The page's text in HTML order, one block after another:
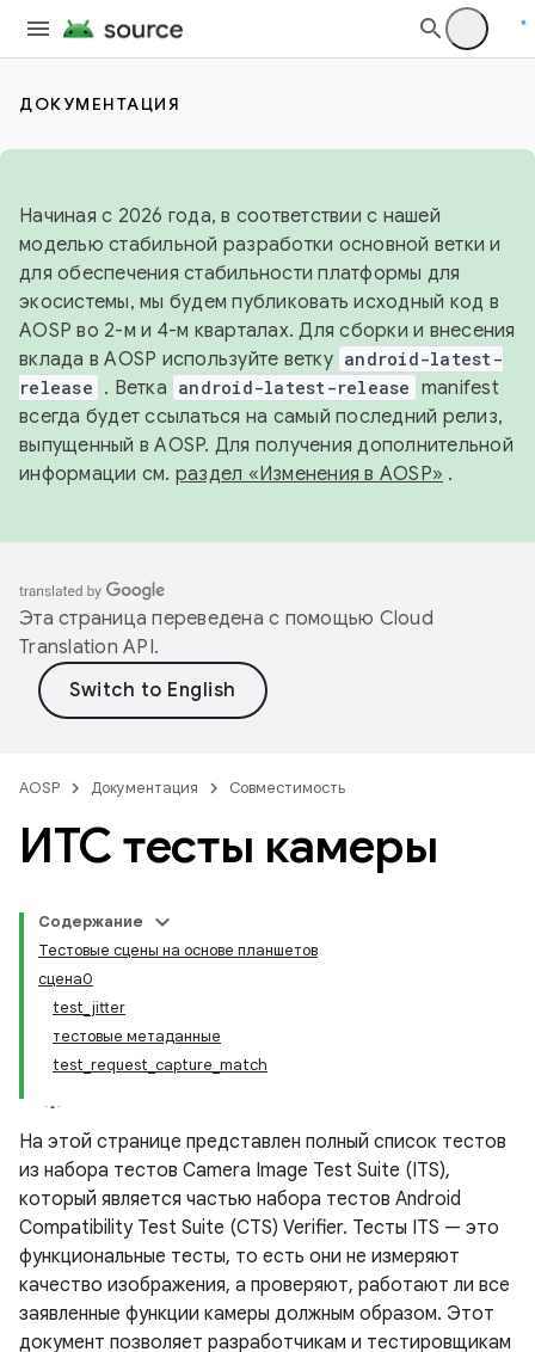
ДОКУМЕНТАЦИЯ
Начиная с 2026 года, в соответствии с нашей
моделью стабильной разработки основной ветки и
для обеспечения стабильности платформы для
экосистемы, мы будем публиковать исходный код в
AOSP во 2-м и 4-м кварталах. Для сборки и внесения
вклада в AOSP используйте ветку android-latest-
release . Ветка android-latest-release manifest
всегда будет ссылаться на самый последний релиз,
выпущенный в AOSP. Для получения дополнительной
информации см. раздел «Изменения в AOSP» .
Эта страница переведена с помощью Cloud
Translation API.
AOSP Документация Совместимость
ИТС тесты камеры
Содержание
Тестовые сцены на основе планшетов
сцена0
test_jitter
тестовые метаданные
test_request_capture_match
На этой странице представлен полный список тестов
из набора тестов Camera Image Test Suite (ITS),
который является частью набора тестов Android
Compatibility Test Suite (CTS) Verifier. Тесты ITS — это
функциональные тесты, то есть они не измеряют
качество изображения, а проверяют, работают ли все
заявленные функции камеры должным образом. Этот
документ позволяет разработчикам и тестировщикам